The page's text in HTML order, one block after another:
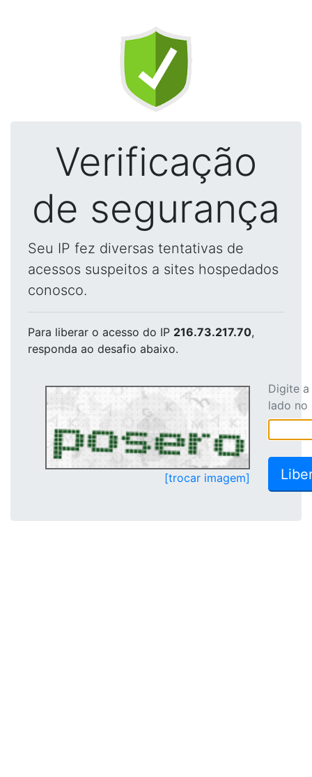
Verificação
de segurança
Seu IP fez diversas tentativas de
acessos suspeitos a sites hospedados
conosco.
Para liberar o acesso do IP 216.73.217.70,
responda ao desafio abaixo.
[trocar imagem]
Digite
lado no